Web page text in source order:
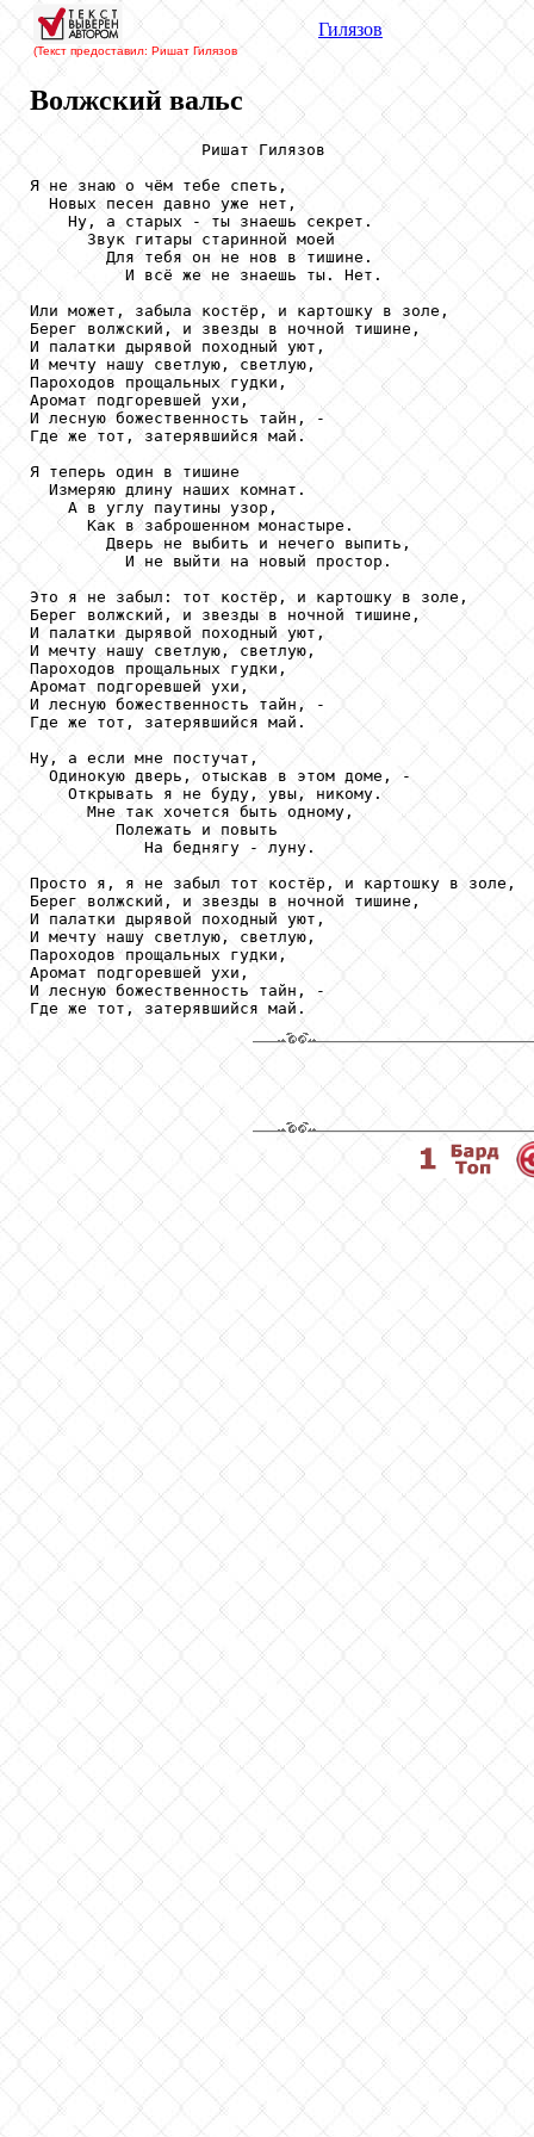
(Текст предоставил: Ришат Гилязов
Гилязов
Волжский вальс
                  Ришат Гилязов
Я не знаю о чём тебе спеть,
  Новых песен давно уже нет,
    Ну, а старых - ты знаешь секрет.
      Звук гитары старинной моей
        Для тебя он не нов в тишине.
          И всё же не знаешь ты. Нет.
Или может, забыла костёр, и картошку в золе,
Берег волжский, и звезды в ночной тишине,
И палатки дырявой походный уют,
И мечту нашу светлую, светлую,
Пароходов прощальных гудки,
Аромат подгоревшей ухи,
И лесную божественность тайн, -
Где же тот, затерявшийся май.
Я теперь один в тишине
  Измеряю длину наших комнат.
    А в углу паутины узор,
      Как в заброшенном монастыре.
        Дверь не выбить и нечего выпить,
          И не выйти на новый простор.
Это я не забыл: тот костёр, и картошку в золе,
Берег волжский, и звезды в ночной тишине,
И палатки дырявой походный уют,
И мечту нашу светлую, светлую,
Пароходов прощальных гудки,
Аромат подгоревшей ухи,
И лесную божественность тайн, -
Где же тот, затерявшийся май.
Ну, а если мне постучат,
  Одинокую дверь, отыскав в этом доме, -
    Открывать я не буду, увы, никому.
      Мне так хочется быть одному,
         Полежать и повыть
            На беднягу - луну.
Просто я, я не забыл тот костёр, и картошку в золе,
Берег волжский, и звезды в ночной тишине,
И палатки дырявой походный уют,
И мечту нашу светлую, светлую,
Пароходов прощальных гудки,
Аромат подгоревшей ухи,
И лесную божественность тайн, -
Где же тот, затерявшийся май.